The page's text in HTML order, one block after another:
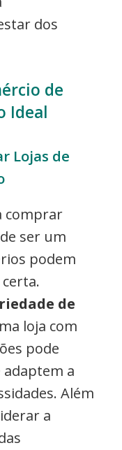
dos
de
Ideal
Lojas de
comprar
ser um
podem
de
loja com
pode
adaptem a
Além
a